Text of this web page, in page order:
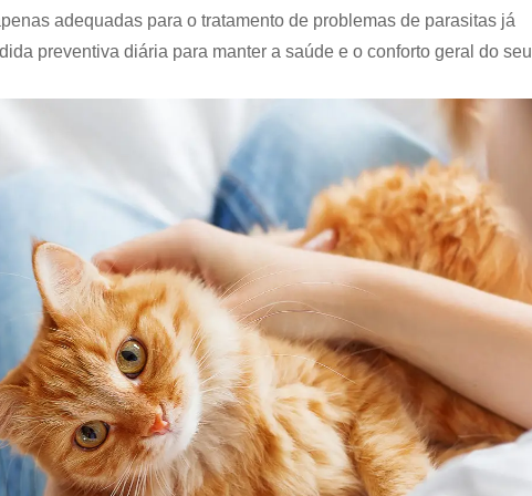
adequadas para o tratamento de problemas de parasitas já
preventiva diária para manter a saúde e o conforto geral do seu